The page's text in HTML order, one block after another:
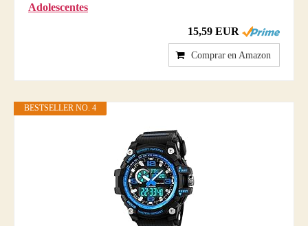
Adolescentes
15,59 EUR
Comprar en Amazon
BESTSELLER NO. 4